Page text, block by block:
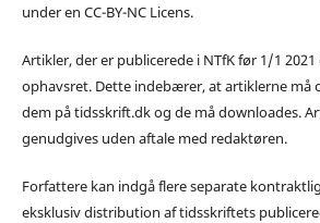
under en CC-BY-NC Licens.
Artikler, der er publicerede i NTfK før 1/1
ophavsret. Dette indebærer, at artiklerne må
dem på tidsskrift.dk og de må downloades.
genudgives uden aftale med redaktøren.
Forfattere kan indgå flere separate
eksklusiv distribution af tidsskriftets